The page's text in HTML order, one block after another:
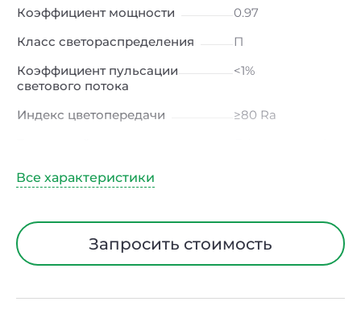
Коэффициент мощности
0.97
Класс светораспределения
П
Коэффициент пульсации
светового потока
<1%
Индекс цветопередачи
≥80 Ra
Угол рассеивания
Диапазон рабочих
температурЗапросить стоимость